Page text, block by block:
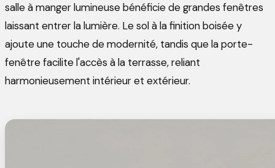
salle à manger lumineuse bénéficie de grandes fenêtres
laissant entrer la lumière. Le sol à la finition boisée y
ajoute une touche de modernité, tandis que la porte-
fenêtre facilite l'accès à la terrasse, reliant
harmonieusement intérieur et extérieur.